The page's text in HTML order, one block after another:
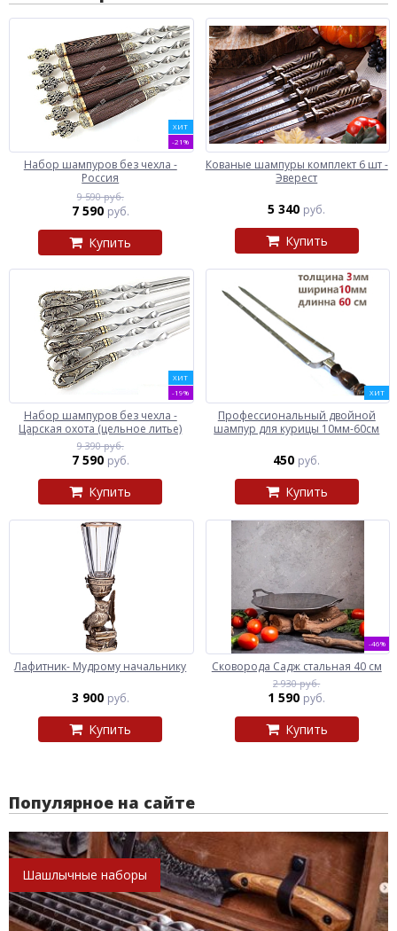
ХИТ
-21%
Набор шампуров без чехла -
Россия
9 590 руб.
7 590 руб.
Купить
Кованые шампуры комплект 6 шт -
Эверест
5 340 руб.
Купить
ХИТ
-19%
Набор шампуров без чехла -
Царская охота (цельное литье)
9 390 руб.
7 590 руб.
Купить
ХИТ
Профессиональный двойной
шампур для курицы 10мм-60см
450 руб.
Купить
Лафитник- Мудрому начальнику
3 900 руб.
Купить
-46%
Сковорода Садж стальная 40 см
2 930 руб.
1 590 руб.
Купить
Популярное на сайте
Шашлычные наборы